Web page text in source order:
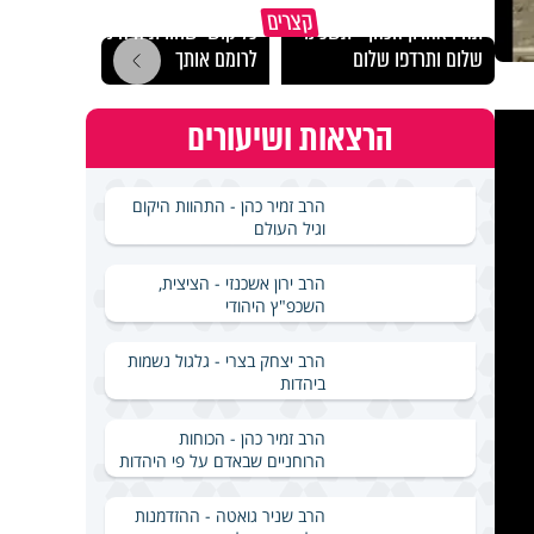
קצריםתהיו אהרון הכהן - תשכינו
שלום ותרדפו שלום
כל קושי שחווית היה ניסיון
לרומם אותך
הרצאות ושיעורים
הרב זמיר כהן - התהוות היקום
וגיל העולם
הרב ירון אשכנזי - הציצית,
השכפ"ץ היהודי
הרב יצחק בצרי - גלגול נשמות
ביהדות
הרב זמיר כהן - הכוחות
הרוחניים שבאדם על פי היהדות
הרב שניר גואטה - ההזדמנות